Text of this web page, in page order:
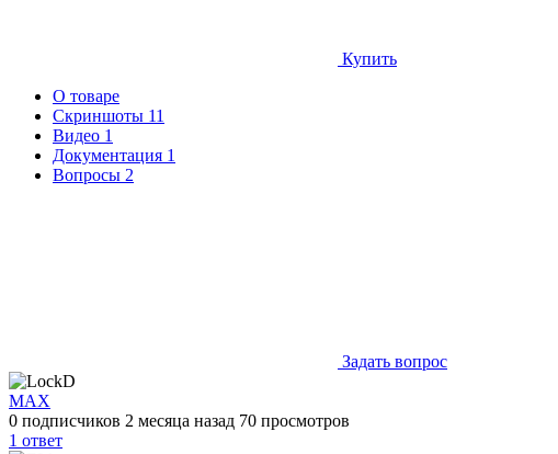
Купить
О товаре
Скриншоты 11
Видео 1
Документация 1
Вопросы 2
Задать вопрос
MAX
0 подписчиков 2 месяца назад 70 просмотров
1 ответ